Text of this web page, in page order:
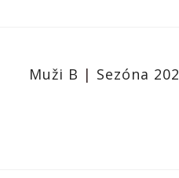
Muži B | Sezóna